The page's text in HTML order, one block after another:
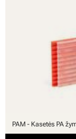
PAM - Kasetės PA